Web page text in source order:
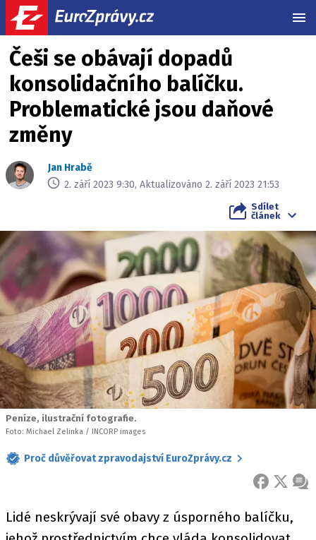
Češi se obávají dopadů
konsolidačního balíčku.
Problematické jsou daňové
změny
Jan Hrabě
2. září 2023 9:30, Aktualizováno 2. září 2023 21:53
Sdílet
článek
Peníze, ilustrační fotografie.
Foto: Michael Zelinka / INCORP images
Proč důvěřovat zpravodajství EuroZprávy.cz
FACEBOOK
X
Lidé neskrývají své obavy z úsporného balíčku,